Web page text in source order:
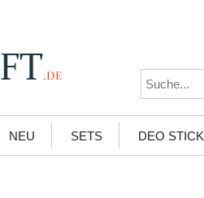
NEU SETS DEO STICK